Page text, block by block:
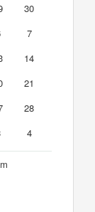
30
7
14
21
28
4